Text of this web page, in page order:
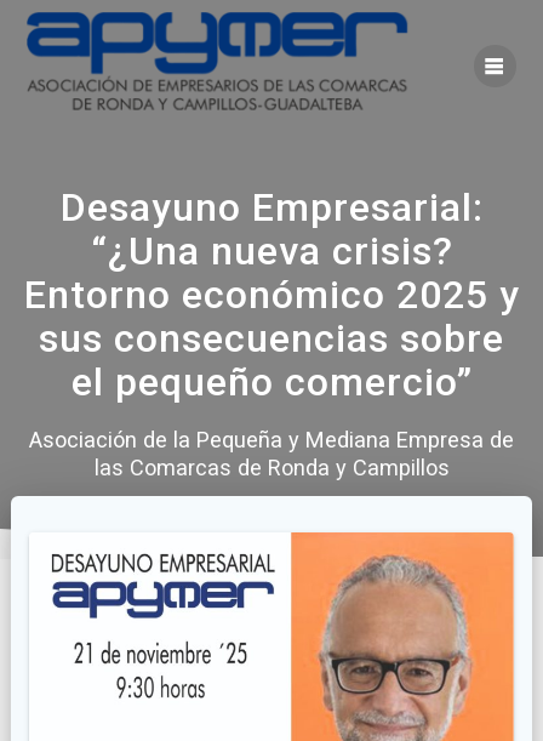
Saltar
contenido
Desayuno Empresarial:
“¿Una nueva crisis?
Entorno económico 2025 y
sus consecuencias sobre
el pequeño comercio”
Asociación de la Pequeña y Mediana Empresa de
las Comarcas de Ronda y Campillos